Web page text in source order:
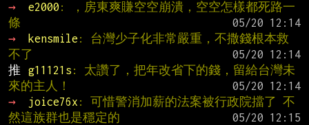
→
e2000 : ，房東爽賺空空崩潰，空空怎樣都死路一
條
→
kensmile : 台灣少子化非常嚴重，不撒錢根本救
不了
推
g11121s : 太讚了，把年改省下的錢，留給台灣未
來的主人！
→
joice76x : 可惜警消加薪的法案被行政院擋了 不
然這族群也是穩定的